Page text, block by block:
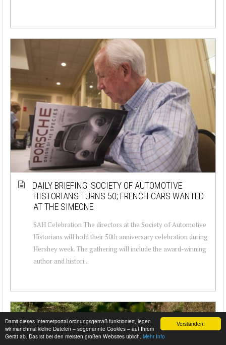
Verstanden!
Damit dieses Internetportal ordnungsgemäß funktioniert, legen
wir manchmal kleine Dateien – sogenannte Cookies – auf Ihrem
Gerät ab. Das ist bei den meisten großen Websites üblich. Mehr Info
DAILY BRIEFING: SOCIETY OF AUTOMOTIVE
HISTORIANS TURNS 50; FRENCH CARS WANTED
AT THE SIMEONE
SAH Celebration The directors at the Society of Automotive
Historians will hold their 50th anniversary celebration during
Hershey week. The gathering will include the award-winning
author and histori...